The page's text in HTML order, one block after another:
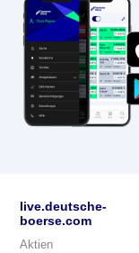
live.deutsche-
boerse.com
Aktien